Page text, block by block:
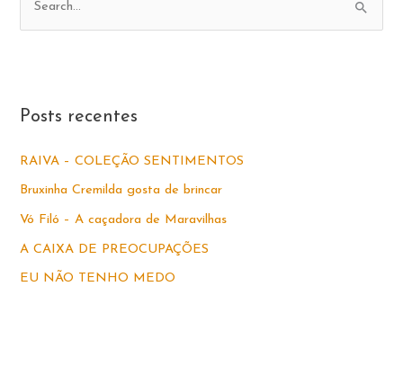
s
o
r
Posts recentes
RAIVA – COLEÇÃO SENTIMENTOS
Bruxinha Cremilda gosta de brincar
Vó Filó – A caçadora de Maravilhas
A CAIXA DE PREOCUPAÇÕES
EU NÃO TENHO MEDO